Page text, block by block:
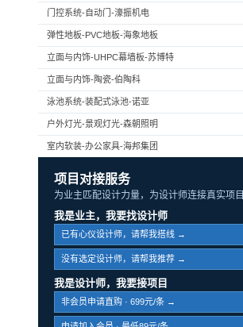
门控系统-自动门-濠振机电
弹性地板-PVC地板-海象地板
立面与内饰-UHPC幕墙板-苏博特
立面与内饰-陶瓷-伯陶科
泳池系统-装配式泳池-诺亚
户外灯光-景观灯光-森朝照明
室内软装-办公家具-海邦集团
项目对接服务
为业主匹配设计力量，为设计师连接真实项目
我是业主，我要找设计师
已有心仪设计师，请帮我搭线 →
没有选定设计师，请帮我推荐 →
我是设计师，我要接项目
非会员申请直购 · 699元/条 →